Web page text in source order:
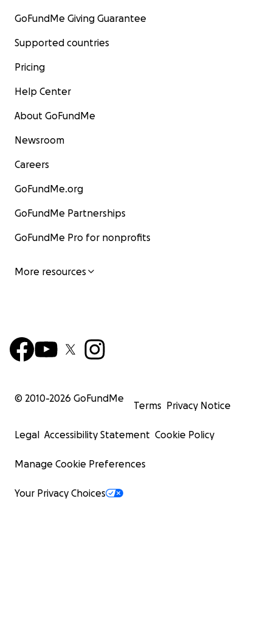
GoFundMe Giving Guarantee
Supported countries
Pricing
Help Center
About GoFundMe
Newsroom
Careers
GoFundMe.org
GoFundMe Partnerships
GoFundMe Pro for nonprofits
More resources
© 2010-2026 GoFundMe
Terms Privacy Notice
Legal Accessibility Statement Cookie Policy
Manage Cookie Preferences
Your Privacy Choices